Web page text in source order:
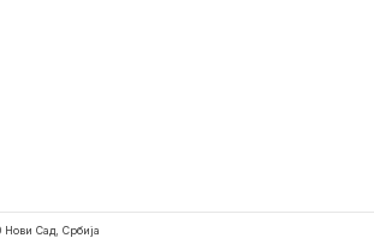
Нови Сад, Србија